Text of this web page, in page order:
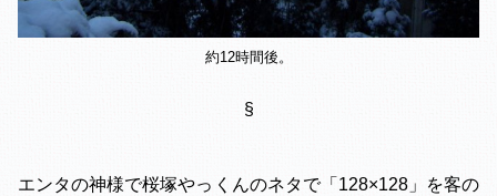
約12時間後。
§
エンタの神様で桜塚やっくんのネタで「128×128」を客の